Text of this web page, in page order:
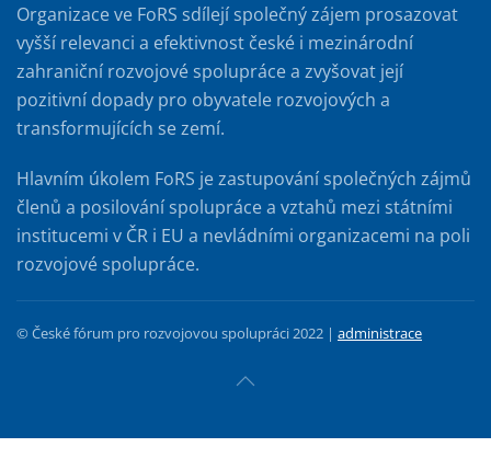
Organizace ve FoRS sdílejí společný zájem prosazovat
vyšší relevanci a efektivnost české i mezinárodní
zahraniční rozvojové spolupráce a zvyšovat její
pozitivní dopady pro obyvatele rozvojových a
transformujících se zemí.
Hlavním úkolem FoRS je zastupování společných zájmů
členů a posilování spolupráce a vztahů mezi státními
institucemi v ČR i EU a nevládními organizacemi na poli
rozvojové spolupráce.
© České fórum pro rozvojovou spolupráci 2022 | administrace